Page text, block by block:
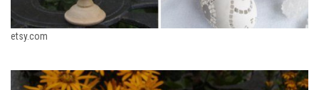
etsy.com